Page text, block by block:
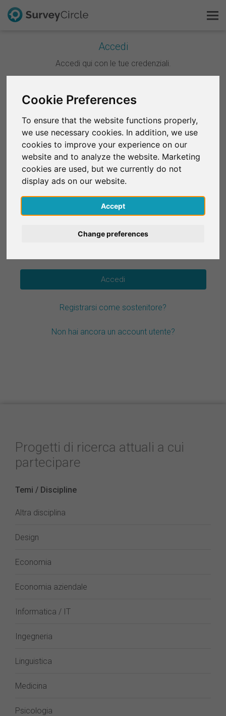
Cookie Preferences
To ensure that the website functions properly,
we use necessary cookies. In addition, we use
cookies to improve your experience on our
website and to analyze the website. Marketing
cookies are used, but we currently do not
display ads on our website.
Accept
Change preferences
Accedi
Accedi qui con le tue credenziali.
Continua con Google
Continua con Facebook
OPPURE
E-mail*
Password*
Registrarsi come sostenitore?
Non hai ancora un account utente?
Progetti di ricerca attuali a cui
partecipare
Temi / Discipline
Altra disciplina
Design
Economia
Economia aziendale
Informatica / IT
Ingegneria
Linguistica
Medicina
Psicologia
Questo è SurveyCircle
FAQ
Registrati gratis
Accedi
English
Deutsch
Español
Français